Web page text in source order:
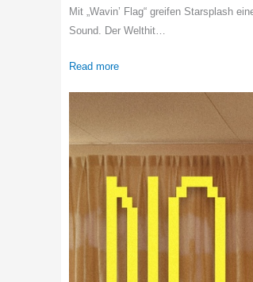
Mit „Wavin’ Flag“ greifen Starsplash
Sound. Der Welthit…
Read more